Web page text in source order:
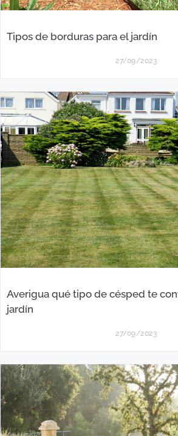
Tipos de borduras para el jardín
27/09/2023
Averigua qué tipo de césped te
jardín
27/09/2023